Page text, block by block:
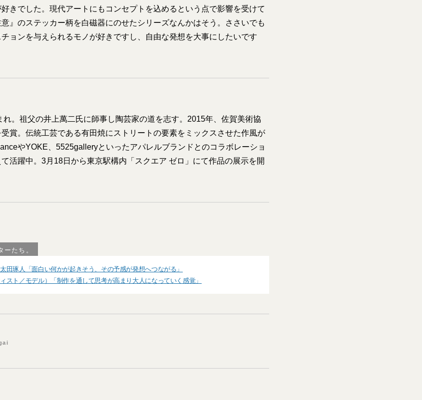
きでした。現代アートにもコンセプトを込めるという点で影響を受けて
』のステッカー柄を白磁器にのせたシリーズなんかはそう。ささいでも
ョンを与えられるモノが好きですし、自由な発想を大事にしたいです
れ。祖父の井上萬二氏に師事し陶芸家の道を志す。2015年、佐賀美術協
賞。伝統工芸である有田焼にストリートの要素をミックスさせた作風が
やYOKE、5525galleryといったアパレルブランドとのコラボレーショ
活躍中。3月18日から東京駅構内「スクエア ゼロ」にて作品の展示を開
ーたち。
田琢人「面白い何かが起きそう、その予感が発想へつながる」
スト／モデル）「制作を通して思考が高まり大人になっていく感覚」